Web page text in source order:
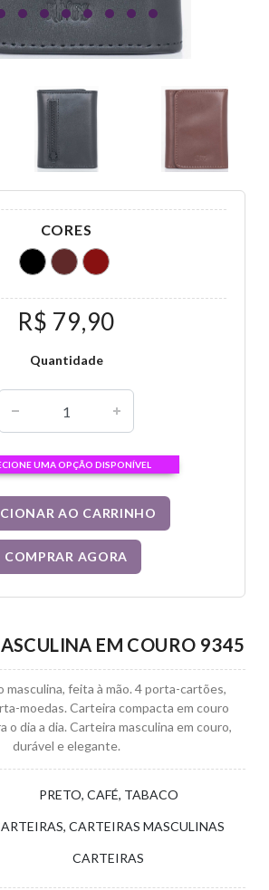
CORES
R$ 79,90
Quantidade
UMA OPÇÃO DISPONÍVEL
AO CARRINHO
COMPRAR AGORA
EM COURO 9345
masculina, feita à mão. 4 porta-cartões,
moedas. Carteira compacta em couro
o dia a dia. Carteira masculina em couro,
durável e elegante.
PRETO, CAFÉ, TABACO
CARTEIRAS MASCULINAS
CARTEIRAS